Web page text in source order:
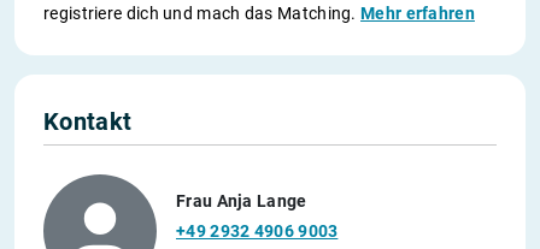
registriere dich und mach das Matching.Mehr erfahren
Kontakt
Frau Anja Lange
+49 2932 4906 9003